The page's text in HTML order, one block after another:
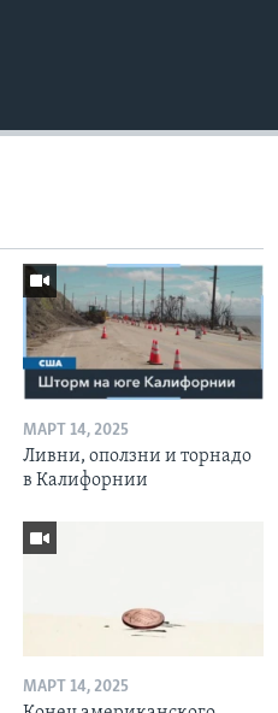
МАРТ 14, 2025
Ливни, оползни и торнадо
в Калифорнии
МАРТ 14, 2025